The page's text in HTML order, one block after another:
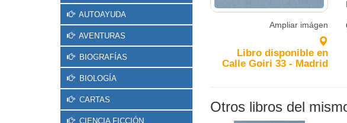
AUTOAYUDA
AVENTURAS
BIOGRAFÍAS
BIOLOGÍA
CARTAS
CIENCIA FICCIÓN
Ampliar imágen
Libro disponible en
Calle Goiri 33 - Madrid
Otros libros del